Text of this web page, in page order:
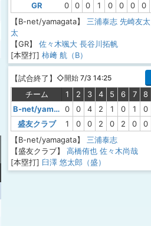
GR
0 0 0 1 0 0 0 0
【B-net/yamagata】
三浦泰志 先崎友太
太
【GR】
佐々木颯大 長谷川拓帆
[本塁打] 柿﨑 航（B）
【試合終了】 ◇開始 7/3 14:25
チーム
1 2 3 4 5 6 7 8
B-net/yamagata 0 0 4 2 1 0 1 0
盛友クラブ
1 0 0 2 0 2 0 0
【B-net/yamagata】
三浦泰志
【盛友クラブ】
高橋侑也 佐々木尚哉
[本塁打] 臼澤 悠太郎（盛）